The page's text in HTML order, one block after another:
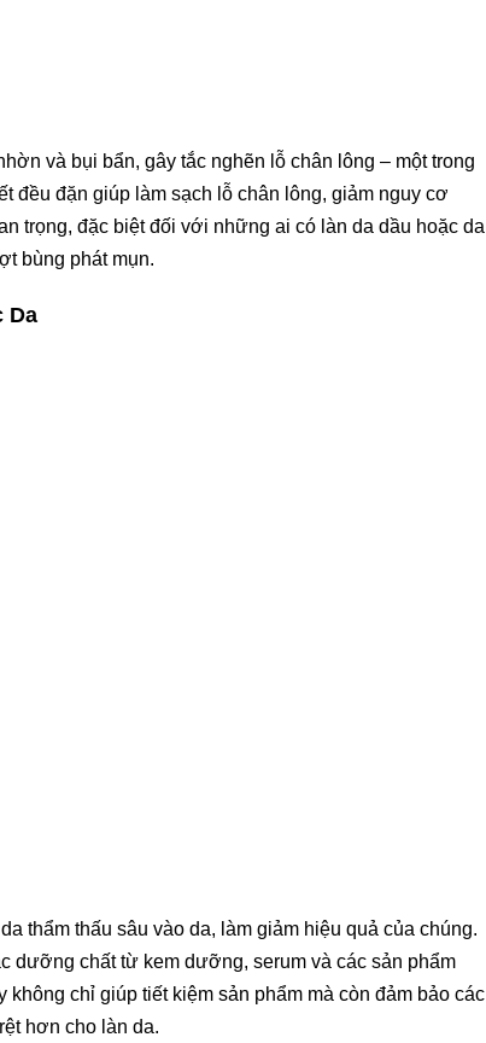
và bụi bẩn, gây tắc nghẽn lỗ chân lông – một trong
đều đặn giúp làm sạch lỗ chân lông, giảm nguy cơ
trọng, đặc biệt đối với những ai có làn da dầu hoặc da
bùng phát mụn.
Da
thẩm thấu sâu vào da, làm giảm hiệu quả của chúng.
dưỡng chất từ kem dưỡng, serum và các sản phẩm
chỉ giúp tiết kiệm sản phẩm mà còn đảm bảo các
hơn cho làn da.